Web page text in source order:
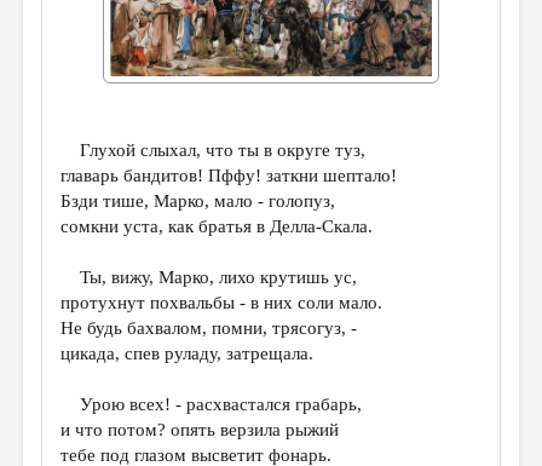
ПРОИЗВЕДЕНИЯ
ПЕРЕВОДЫ
ДЕТСКАЯ КОМНАТА
КНИЖНАЯ ПОЛКА
ОБЗОР ЛИТЕРАТУРЫ
СТРАНИЦЫ ПАМЯТИ
ОБЪЯВЛЕНИЯ
КОЛОНКА РЕДАКТОРА
РЕДКОЛЛЕГИЯ
ОТ РЕДАКЦИИ
Глухой слыхал, что ты в округе туз,
главарь бандитов! Пффу! заткни шептало!
Бзди тише, Марко, мало - голопуз,
сомкни уста, как братья в Делла-Скала.
Ты, вижу, Марко, лихо крутишь ус,
протухнут похвальбы - в них соли мало.
Не будь бахвалом, помни, трясогуз, -
цикада, спев руладу, затрещала.
Урою всех! - расхвастался грабарь,
и что потом? опять верзила рыжий
тебе под глазом высветит фонарь.